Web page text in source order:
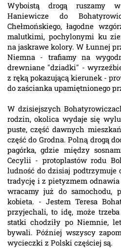
Wyboistą drogą ruszamy
Haniewicze do
Chełmońskiego, łagodne
malutkimi, pochylonymi ku
na jaskrawe kolory. W Łunnej
Niemna - trafiamy na
drewniane "dziadki" -
z ręką pokazującą kierunek -
do zaścianka upamiętnionego
W dzisiejszych
rodzin, okolica wydaje się
puste, część dawnych
część do Grodna. Polną drogą
pagórka, gdzie między
Cecylii - protoplastów rodu
ludność do dzisiaj podtrzymuje
tradycję i z pietyzmem
wracamy już do samochodu,
kobieta. - Jestem Teresa
przyjechali, to idę, może
statki chodziły po Niemnie,
bywali. Później wszyscy
wycieczki z Polski częściej są.